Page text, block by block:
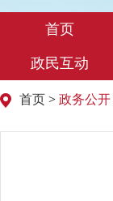
首页
政民互动
首页 > 政务公开